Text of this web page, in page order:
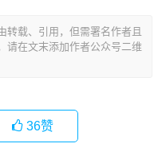
转载、引用，但需署名作者且
请在文末添加作者公众号二维
36赞